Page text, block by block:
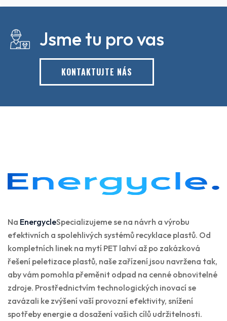
Jsme tu pro vas
KONTAKTUJTE NÁS
Na EnergycleSpecializujeme se na návrh a výrobu
efektivních a spolehlivých systémů recyklace plastů. Od
kompletních linek na mytí PET lahví až po zakázková
řešení peletizace plastů, naše zařízení jsou navržena tak,
aby vám pomohla přeměnit odpad na cenné obnovitelné
zdroje. Prostřednictvím technologických inovací se
zavázali ke zvýšení vaší provozní efektivity, snížení
spotřeby energie a dosažení vašich cílů udržitelnosti.